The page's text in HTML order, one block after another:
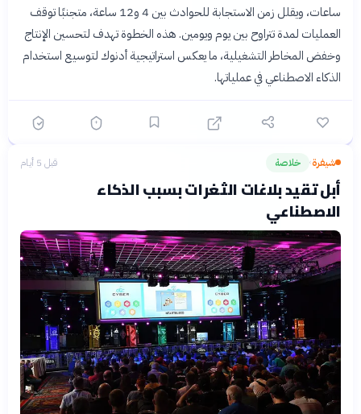
ساعات، ويقلل زمن الاستجابة للحوادث بين 4 و12 ساعة، متجنبًا توقف
العمليات لمدة تتراوح بين يوم ويومين. هذه الخطوة تهدف لتحسين الإنتاج
وخفض المخاطر التشغيلية، ما يعكس استراتيجية أدنوك لتوسيع استخدام
الذكاء الاصطناعي في عملياتها.
شيفرة› خلاصة قبل 5 أيام
أبل تقيد بلاغات الثغرات بسبب الذكاء
الاصطناعي